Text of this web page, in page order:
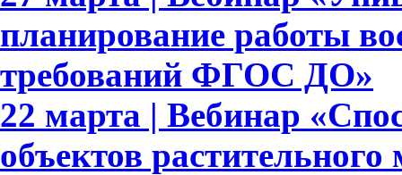
планирование работы
требований ФГОС ДО»
22 марта | Вебинар
объектов